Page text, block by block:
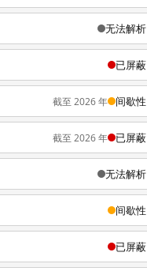
无法解析
已屏蔽
截至 2026 年 间歇性
截至 2026 年 已屏蔽
无法解析
间歇性
已屏蔽